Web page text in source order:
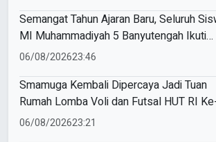
Semangat Tahun Ajaran Baru, Seluruh
MI Muhammadiyah 5 Banyutengah Ikuti
Latihan Tapak Suci Perdana
06/08/202623:46
Smamuga Kembali Dipercaya Jadi Tuan
Rumah Lomba Voli dan Futsal HUT RI
81 Kecamatan Tulangan
06/08/202623:21